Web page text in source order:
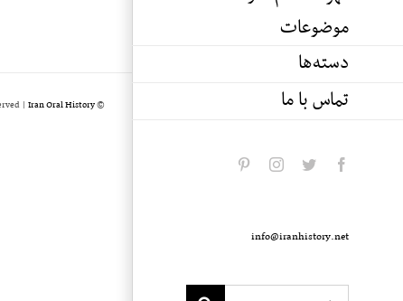
موضوعات
دسته‌ها
تماس با ما
facebook
twitter
instagram
info@iranhistory.net
© Copyright 2020 -
| Iran Oral History